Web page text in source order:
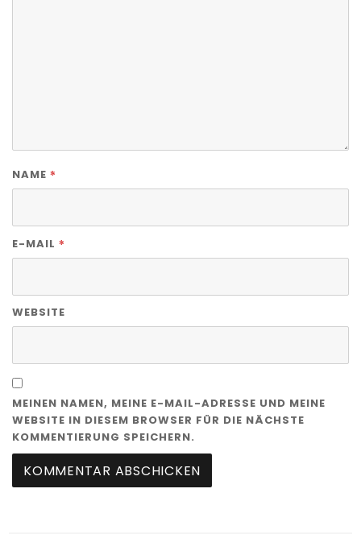
NAME *
E-MAIL *
WEBSITE
MEINEN NAMEN, MEINE E-MAIL-ADRESSE UND MEINE
WEBSITE IN DIESEM BROWSER FÜR DIE NÄCHSTE
KOMMENTIERUNG SPEICHERN.